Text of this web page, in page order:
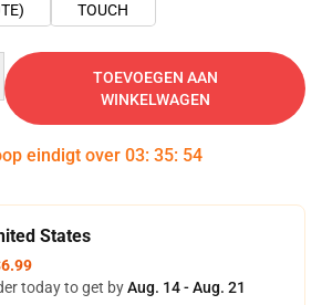
TOUCH
TOEVOEGEN AAN
WINKELWAGEN
eindigt over 03: 35: 54
States
today to get byAug. 14 - Aug. 21